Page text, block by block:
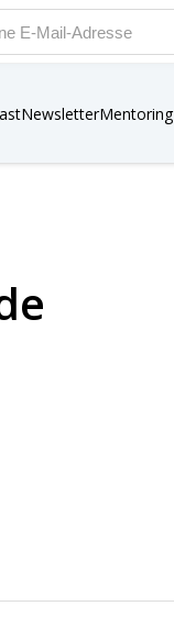
NewsletterMentoring
Adresse